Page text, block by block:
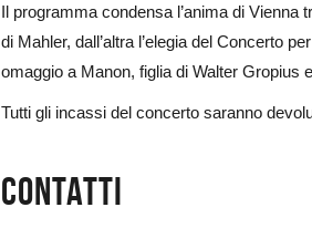
Il programma condensa l’anima di Vienna
di Mahler, dall’altra l’elegia del Concerto
omaggio a Manon, figlia di Walter Gropius
Tutti gli incassi del concerto saranno
Contatti